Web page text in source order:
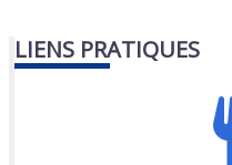
LIENS PRATIQUES